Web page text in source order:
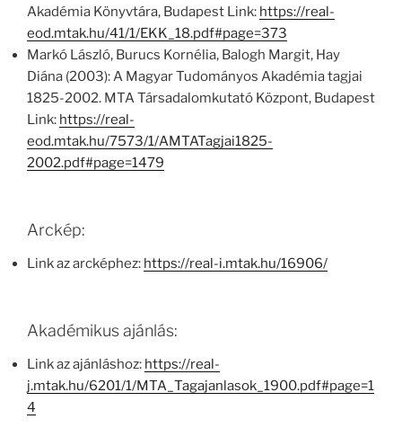
Akadémia Könyvtára, Budapest Link: https://real-
eod.mtak.hu/41/1/EKK_18.pdf#page=373
Markó László, Burucs Kornélia, Balogh Margit, Hay
Diána (2003): A Magyar Tudományos Akadémia tagjai
1825-2002. MTA Társadalomkutató Központ, Budapest
Link: https://real-
eod.mtak.hu/7573/1/AMTATagjai1825-
2002.pdf#page=1479
Arckép:
Link az arcképhez: https://real-i.mtak.hu/16906/
Akadémikus ajánlás:
Link az ajánláshoz: https://real-
j.mtak.hu/6201/1/MTA_Tagajanlasok_1900.pdf#page=1
4